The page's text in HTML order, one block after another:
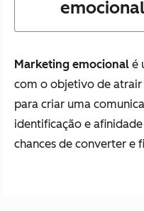
Marketing emocional é
com o objetivo de
para criar uma
identificação e
chances de converter e